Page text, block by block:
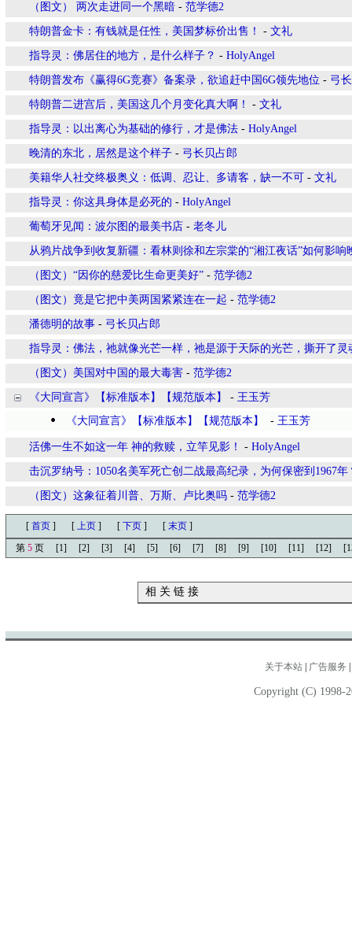
（图文） 两次走进同一个黑暗 - 范学德2
特朗普金卡：有钱就是任性，美国梦标价出售！ - 文礼
指导灵：佛居住的地方，是什么样子？ - HolyAngel
特朗普发布《赢得6G竞赛》备案录，欲追赶中国6G领先地位 - 弓
特朗普二进宫后，美国这几个月变化真大啊！ - 文礼
指导灵：以出离心为基础的修行，才是佛法 - HolyAngel
晚清的东北，居然是这个样子 - 弓长贝占郎
美籍华人社交终极奥义：低调、忍让、多请客，缺一不可 - 文礼
指导灵：你这具身体是必死的 - HolyAngel
葡萄牙见闻：波尔图的最美书店 - 老冬儿
从鸦片战争到收复新疆：看林则徐和左宗棠的“湘江夜话”如何影响
（图文）“因你的慈爱比生命更美好” - 范学德2
（图文）竟是它把中美两国紧紧连在一起 - 范学德2
潘德明的故事 - 弓长贝占郎
指导灵：佛法，祂就像光芒一样，祂是源于天际的光芒，撕开了灵
（图文）美国对中国的最大毒害 - 范学德2
《大同宣言》【标准版本】【规范版本】 - 王玉芳
《大同宣言》【标准版本】【规范版本】
- 王玉芳
活佛一生不如这一年 神的救赎，立竿见影！ - HolyAngel
击沉罗纳号：1050名美军死亡创二战最高纪录，为何保密到1967年
（图文）这象征着川普、万斯、卢比奥吗 - 范学德2
[ 首页 ] [ 上页 ] [ 下页 ] [ 末页 ]
第 5 页 [1] [2] [3] [4] [5] [6] [7] [8] [9] [10] [11] [12]
相 关 链 接
关于本站 广告服务
Copyright (C) 1998-